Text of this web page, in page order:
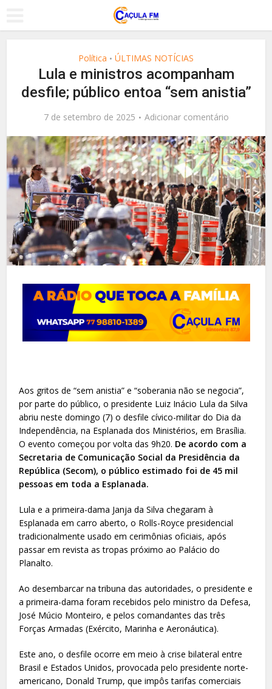
Política • ÚLTIMAS NOTÍCIAS
Lula e ministros acompanham
desfile; público entoa “sem anistia”
7 de setembro de 2025 Adicionar comentário
Aos gritos de “sem anistia” e “soberania não se negocia”,
por parte do público, o presidente Luiz Inácio Lula da Silva
abriu neste domingo (7) o desfile cívico-militar do Dia da
Independência, na Esplanada dos Ministérios, em Brasília.
O evento começou por volta das 9h20. De acordo com a
Secretaria de Comunicação Social da Presidência da
República (Secom), o público estimado foi de 45 mil
pessoas em toda a Esplanada.
Lula e a primeira-dama Janja da Silva chegaram à
Esplanada em carro aberto, o Rolls-Royce presidencial
tradicionalmente usado em cerimônias oficiais, após
passar em revista as tropas próximo ao Palácio do
Planalto.
Ao desembarcar na tribuna das autoridades, o presidente e
a primeira-dama foram recebidos pelo ministro da Defesa,
José Múcio Monteiro, e pelos comandantes das três
Forças Armadas (Exército, Marinha e Aeronáutica).
Este ano, o desfile ocorre em meio à crise bilateral entre
Brasil e Estados Unidos, provocada pelo presidente norte-
americano, Donald Trump, que impôs tarifas comerciais